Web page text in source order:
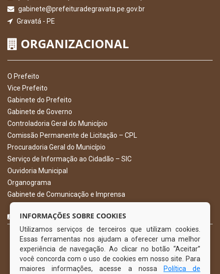
gabinete@prefeituradegravata.pe.gov.br
Gravatá - PE
ORGANIZACIONAL
O Prefeito
Vice Prefeito
Gabinete do Prefeito
Gabinete de Governo
Controladoria Geral do Município
Comissão Permanente de Licitação – CPL
Procuradoria Geral do Município
Serviço de Informação ao Cidadão – SIC
Ouvidoria Municipal
Organograma
Gabinete de Comunicação e Imprensa
CURTA NOSSA FAN PAGE
INFORMAÇÕES SOBRE COOKIES
Utilizamos serviços de terceiros que utilizam cookies.
Essas ferramentas nos ajudam a oferecer uma melhor
experiência de navegação. Ao clicar no botão “Aceitar”
você concorda com o uso de cookies em nosso site. Para
maiores informações, acesse a nossa
Política de